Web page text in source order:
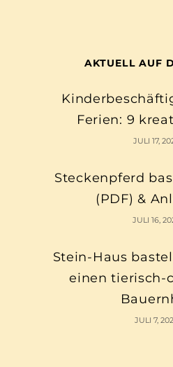
AKTUELL AUF
Ferien: 9
JULI 17,
Steckenpferd
(PDF) &
JULI 16,
Stein-Haus
einen tierisch-
JULI 7,